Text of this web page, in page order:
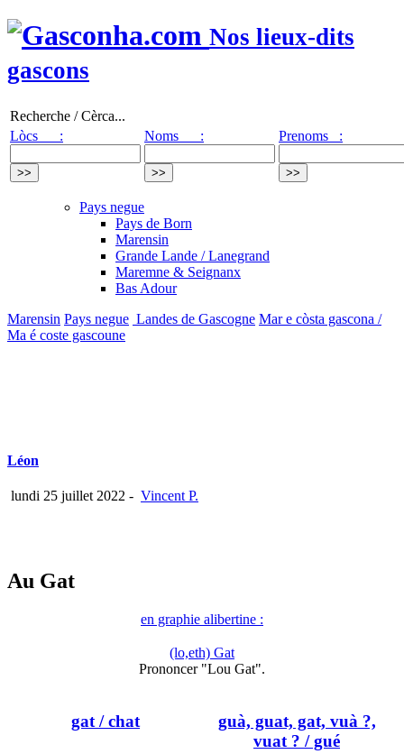
Nos lieux-dits
gascons
Recherche / Cèrca...
Lòcs :
Noms : Prenoms :
Pays negue
Pays de Born
Marensin
Grande Lande / Lanegrand
Maremne & Seignanx
Bas Adour
Marensin Pays negue Landes de Gascogne Mar e còsta gascona /
Ma é coste gascoune
Léon
lundi 25 juillet 2022 - Vincent P.
Au Gat
en graphie alibertine :
(lo,eth) Gat
Prononcer "Lou Gat".
gat / chat
guà, guat, gat, vuà ?,
vuat ? / gué